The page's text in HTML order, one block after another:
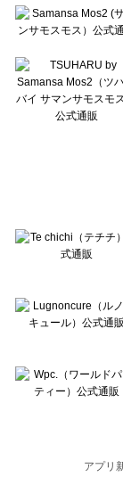
Te chichi（テチチ）の
Te chichi CLASSIC（テ
Lugnoncure（ルノンキ
BETTY'S BLUE（べテ
Wpc.（ワールドパーテ
アプリ